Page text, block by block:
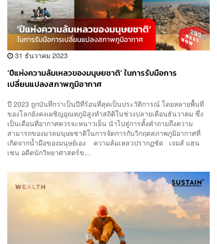
31 ธันวาคม 2023
‘ปีแห่งความล้มเหลวของมนุษยชาติ’ ในการรับมือการ
เปลี่ยนแปลงสภาพภูมิอากาศ
ปี 2023 ถูกบันทึกว่าเป็นปีที่ร้อนที่สุดเป็นประวัติการณ์ โดยหลายพื้นที่
ของโลกยังคงเผชิญอุณหภูมิสูงทำสถิติในช่วงปลายเดือนธันวาคม ซึ่ง
เป็นเดือนที่อากาศควรจะหนาวเย็น นำไปสู่การตั้งคำถามถึงความ
สามารถของมวลมนุษยชาติในการจัดการกับวิกฤตสภาพภูมิอากาศที่
เกิดจากน้ำมือของมนุษย์เอง ความล้มเหลวปรากฏชัด เจมส์ แฮน
เซน อดีตนักวิทยาศาสตร์ข...